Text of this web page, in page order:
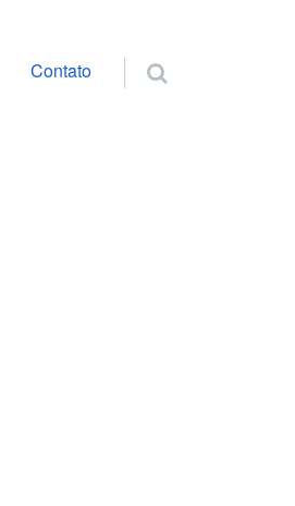
Contato